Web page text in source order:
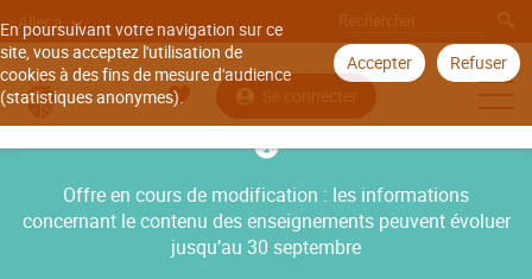
En poursuivant votre navigation sur ce
site, vous acceptez l'utilisation de
cookies à des fins de mesure d'audience
(statistiques anonymes).
Accepter Refuser
Aller à
Se connecter
Offre en cours de modification : les informations
concernant le contenu des enseignements peuvent évoluer
jusqu’au 30 septembre